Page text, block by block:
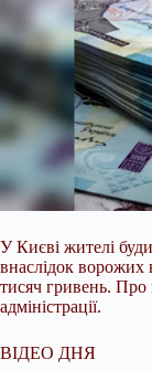
У Києві жителі
внаслідок ворожих
тисяч гривень. Про
адміністрації.
ВІДЕО ДНЯ